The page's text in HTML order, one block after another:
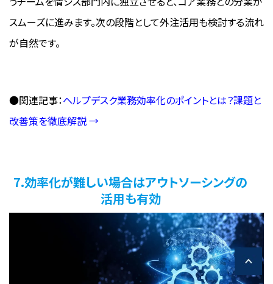
スムーズに進みます。次の段階として外注活用も検討する流れ
が自然です。
●関連記事：ヘルプデスク業務効率化のポイントとは？課題と
改善策を徹底解説 →
7.効率化が難しい場合はアウトソーシングの
活用も有効